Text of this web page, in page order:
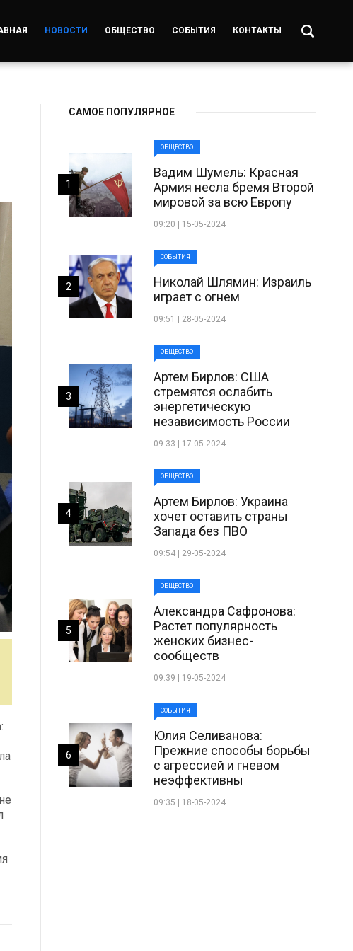
НОВОСТИ ОБЩЕСТВО СОБЫТИЯ КОНТАКТЫ
САМОЕ ПОПУЛЯРНОЕ
ОБЩЕСТВО
Вадим Шумель: Красная
Армия несла бремя Второй
мировой за всю Европу
09:20 | 15-05-2024
1
СОБЫТИЯ
Николай Шлямин: Израиль
играет с огнем
09:51 | 28-05-2024
2
ОБЩЕСТВО
Артем Бирлов: США
стремятся ослабить
энергетическую
независимость России
09:33 | 17-05-2024
3
ОБЩЕСТВО
Артем Бирлов: Украина
хочет оставить страны
Запада без ПВО
09:54 | 29-05-2024
4
ОБЩЕСТВО
Александра Сафронова:
Растет популярность
женских бизнес-
сообществ
09:39 | 19-05-2024
5
СОБЫТИЯ
Юлия Селиванова:
Прежние способы борьбы
с агрессией и гневом
неэффективны
09:35 | 18-05-2024
6